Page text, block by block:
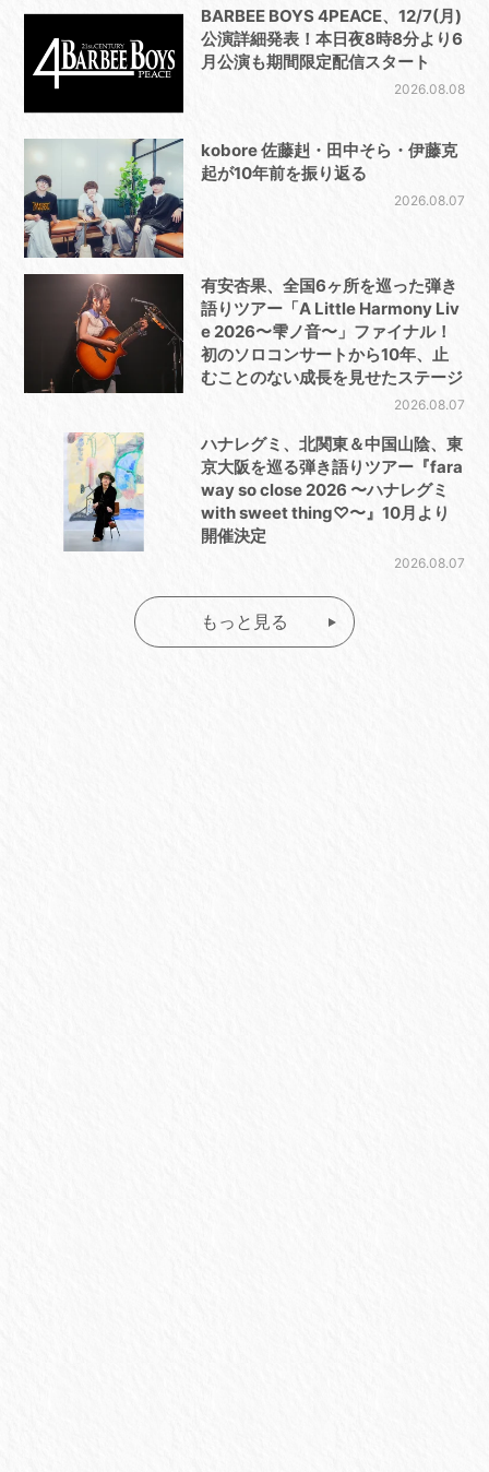
BARBEE BOYS 4PEACE、12/7(月)
公演詳細発表！本日夜8時8分より6
月公演も期間限定配信スタート
2026.08.08
kobore 佐藤赳・田中そら・伊藤克
起が10年前を振り返る
2026.08.07
有安杏果、全国6ヶ所を巡った弾き
語りツアー「A Little Harmony Liv
e 2026〜雫ノ音〜」ファイナル！
初のソロコンサートから10年、止
むことのない成長を見せたステージ
2026.08.07
ハナレグミ、北関東＆中国山陰、東
京大阪を巡る弾き語りツアー『fara
way so close 2026 〜ハナレグミ
with sweet thing♡〜』10月より
開催決定
2026.08.07
もっと見る